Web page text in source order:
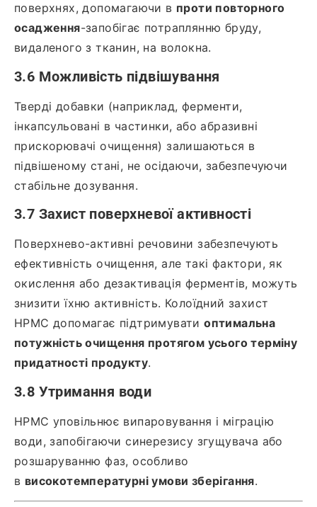
поверхнях, допомагаючи в проти повторного
осадження-запобігає потраплянню бруду,
видаленого з тканин, на волокна.
3.6 Можливість підвішування
Тверді добавки (наприклад, ферменти,
інкапсульовані в частинки, або абразивні
прискорювачі очищення) залишаються в
підвішеному стані, не осідаючи, забезпечуючи
стабільне дозування.
3.7 Захист поверхневої активності
Поверхнево-активні речовини забезпечують
ефективність очищення, але такі фактори, як
окислення або дезактивація ферментів, можуть
знизити їхню активність. Колоїдний захист
HPMC допомагає підтримуватиоптимальна
потужність очищення протягом усього терміну
придатності продукту.
3.8 Утримання води
HPMC уповільнює випаровування і міграцію
води, запобігаючи синерезису згущувача або
розшаруванню фаз, особливо
в високотемпературні умови зберігання.